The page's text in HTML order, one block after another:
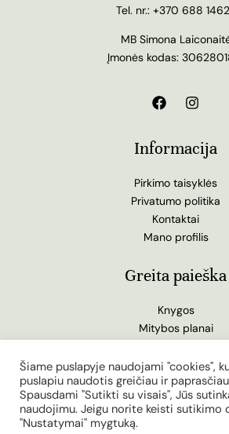
Tel. nr.: +370 688
MB Simona
Įmonės kodas:
Informacija
Pirkimo taisyklės
Privatumo politika
Kontaktai
Mano profilis
Greita paieška
Knygos
Mitybos planai
Tinklaraštis
© 2010 - 2026 Keto Kodas | Keto
Šiame puslapyje naudojami "cookies",
puslapiu naudotis greičiau ir
Spausdami "Sutikti su visais", Jūs
naudojimu. Jeigu norite keisti sutikimo
"Nustatymai" mygtuką.